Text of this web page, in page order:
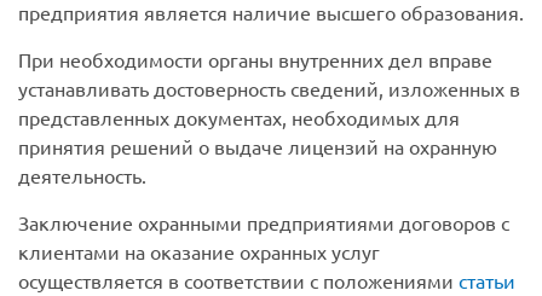
предприятия является наличие высшего образования.
При необходимости органы внутренних дел вправе
устанавливать достоверность сведений, изложенных в
представленных документах, необходимых для
принятия решений о выдаче лицензий на охранную
деятельность.
Заключение охранными предприятиями договоров с
клиентами на оказание охранных услуг
осуществляется в соответствии с положениями статьи